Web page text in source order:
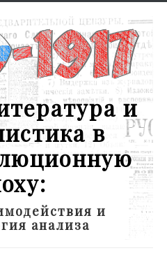
и
в
и
анализа